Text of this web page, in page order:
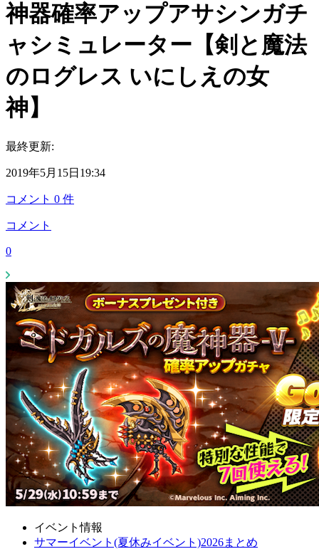
神器確率アップアサシンガチ
ャシミュレーター【剣と魔法
のログレス いにしえの女
神】
最終更新:
2019年5月15日19:34
コメント 0 件
コメント
0
イベント情報
サマーイベント(夏休みイベント)2026まとめ